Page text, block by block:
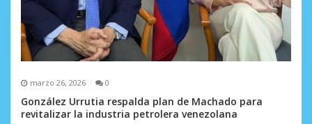
marzo 26, 2026 0
González Urrutia respalda plan de Machado para
revitalizar la industria petrolera venezolana